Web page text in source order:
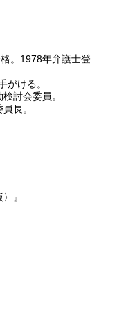
。1978年弁護士登
がける。
討会委員。
長。
』